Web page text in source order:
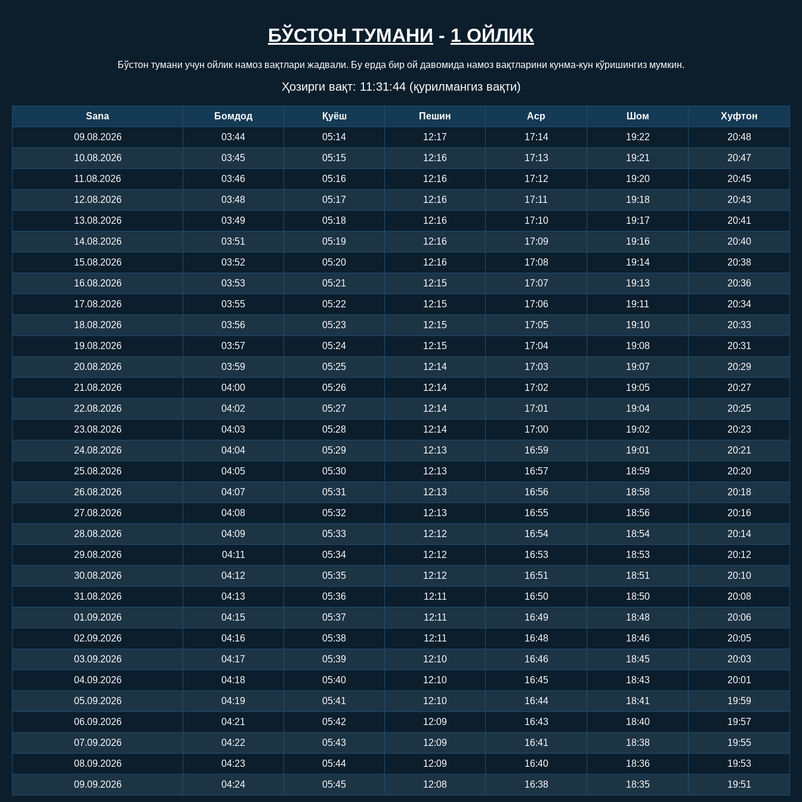
БЎСТОН ТУМАНИ - 1 ОЙЛИК
Бўстон тумани учун ойлик намоз вақтлари жадвали. Бу ерда бир ой давомида намоз вақтларини кунма-кун кўришингиз мумкин.
Ҳозирги вақт: 11:31:45(қурилмангиз вақти)
Sana Бомдод Қуёш Пешин Аср Шом Хуфтон
09.08.2026 03:44 05:14 12:17 17:14 19:22 20:48
10.08.2026 03:45 05:15 12:16 17:13 19:21 20:47
11.08.2026 03:46 05:16 12:16 17:12 19:20 20:45
12.08.2026 03:48 05:17 12:16 17:11 19:18 20:43
13.08.2026 03:49 05:18 12:16 17:10 19:17 20:41
14.08.2026 03:51 05:19 12:16 17:09 19:16 20:40
15.08.2026 03:52 05:20 12:16 17:08 19:14 20:38
16.08.2026 03:53 05:21 12:15 17:07 19:13 20:36
17.08.2026 03:55 05:22 12:15 17:06 19:11 20:34
18.08.2026 03:56 05:23 12:15 17:05 19:10 20:33
19.08.2026 03:57 05:24 12:15 17:04 19:08 20:31
20.08.2026 03:59 05:25 12:14 17:03 19:07 20:29
21.08.2026 04:00 05:26 12:14 17:02 19:05 20:27
22.08.2026 04:02 05:27 12:14 17:01 19:04 20:25
23.08.2026 04:03 05:28 12:14 17:00 19:02 20:23
24.08.2026 04:04 05:29 12:13 16:59 19:01 20:21
25.08.2026 04:05 05:30 12:13 16:57 18:59 20:20
26.08.2026 04:07 05:31 12:13 16:56 18:58 20:18
27.08.2026 04:08 05:32 12:13 16:55 18:56 20:16
28.08.2026 04:09 05:33 12:12 16:54 18:54 20:14
29.08.2026 04:11 05:34 12:12 16:53 18:53 20:12
30.08.2026 04:12 05:35 12:12 16:51 18:51 20:10
31.08.2026 04:13 05:36 12:11 16:50 18:50 20:08
01.09.2026 04:15 05:37 12:11 16:49 18:48 20:06
02.09.2026 04:16 05:38 12:11 16:48 18:46 20:05
03.09.2026 04:17 05:39 12:10 16:46 18:45 20:03
04.09.2026 04:18 05:40 12:10 16:45 18:43 20:01
05.09.2026 04:19 05:41 12:10 16:44 18:41 19:59
06.09.2026 04:21 05:42 12:09 16:43 18:40 19:57
07.09.2026 04:22 05:43 12:09 16:41 18:38 19:55
08.09.2026 04:23 05:44 12:09 16:40 18:36 19:53
09.09.2026 04:24 05:45 12:08 16:38 18:35 19:51